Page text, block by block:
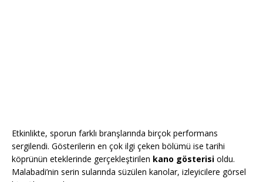
Etkinlikte, sporun farklı branşlarında birçok performans
sergilendi. Gösterilerin en çok ilgi çeken bölümü ise tarihi
köprünün eteklerinde gerçekleştirilen kano gösterisi oldu.
Malabadi’nin serin sularında süzülen kanolar, izleyicilere görsel